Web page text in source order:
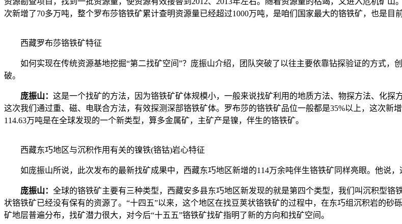
次新增了70多万吨，整个罗布莎铬铁矿累计查明资源量已经超过1000万吨，是咱们国家最大的铬铁矿，也是目
西藏罗布莎铬铁矿特征
如何实现在传统资源基地挖掘“第二找矿空间”？庞振山介绍，团队突破了以往主要依靠钻探验证的方式，
破。
庞振山： 这是一个找矿的方法，因为铬铁矿矿体规模小，一般来说找矿利用的地质方法、物探方法、化探
这次我们通过重、磁、电联合方法，有效探测深部铬铁矿体。罗布莎的铬铁矿品位一般都是35%以上，这次新
114.63万吨是在全球发现的一个新类型，算多金属矿，主矿产是镍，伴生的铬铁矿。
西藏东巧地区与沉积作用有关的镍铁(铬钴)岩心特征
如庞振山所说，此次发布的最新找矿成果中，西藏东巧地区新增的114万余吨伴生铬铁矿同样亮眼。他说，
庞振山： 全球的铬铁矿主要有三种类型，西藏安多县东巧地区新发现的就是第四个类型，我们叫沉积型
状铬铁矿已经没有保有的资源了。“十四五”以来，这个地区在找豆荚状铬铁矿的过程中，在东巧组沉积岩的
矿地层普遍分布，找矿潜力很大，对今后“十五五”铬铁矿找矿指明了新的方向和找矿空间。